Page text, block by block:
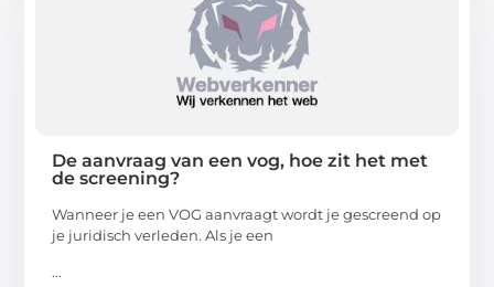
De aanvraag van een vog, hoe zit het met
de screening?
Wanneer je een VOG aanvraagt wordt je gescreend op
je juridisch verleden. Als je een
...